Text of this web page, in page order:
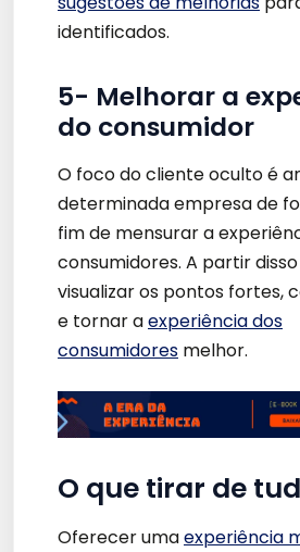
identificados.
5- Melhorar a
do consumidor
O foco do cliente oculto é
determinada empresa de
fim de mensurar a
consumidores. A partir
visualizar os pontos fortes,
e tornar aexperiência dos
consumidores melhor.
O que tirar de
Oferecer umaexperiência